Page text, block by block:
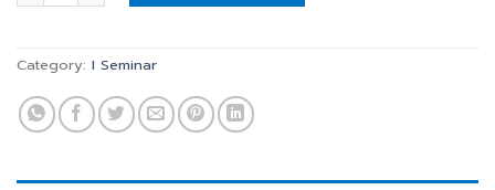
Category: I Seminar